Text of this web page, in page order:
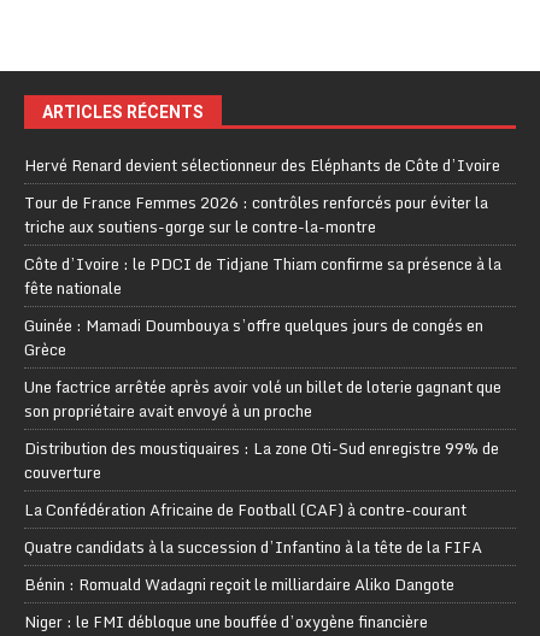
ARTICLES RÉCENTS
Hervé Renard devient sélectionneur des Eléphants de Côte d’Ivoire
Tour de France Femmes 2026 : contrôles renforcés pour éviter la
triche aux soutiens-gorge sur le contre-la-montre
Côte d’Ivoire : le PDCI de Tidjane Thiam confirme sa présence à la
fête nationale
Guinée : Mamadi Doumbouya s’offre quelques jours de congés en
Grèce
Une factrice arrêtée après avoir volé un billet de loterie gagnant que
son propriétaire avait envoyé à un proche
Distribution des moustiquaires : La zone Oti-Sud enregistre 99% de
couverture
La Confédération Africaine de Football (CAF) à contre-courant
Quatre candidats à la succession d’Infantino à la tête de la FIFA
Bénin : Romuald Wadagni reçoit le milliardaire Aliko Dangote
Niger : le FMI débloque une bouffée d’oxygène financière